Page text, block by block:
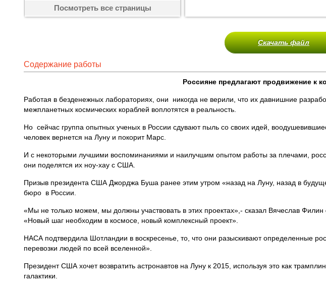
Посмотреть все страницы
Скачать файл
Содержание работы
Россияне предлагают продвижение к
Работая в безденежных лабораториях, они никогда не верили, что их давнишние
межпланетных космических кораблей воплотятся в реальность.
Но сейчас группа опытных ученых в России сдувают пыль со своих идей,
человек вернется на Луну и покорит Марс.
И с некоторыми лучшими воспоминаниями и наилучшим опытом работы за плечами,
они поделятся их ноу-хау с США.
Призыв президента США Джорджа Буша ранее этим утром «назад на Луну, назад в
бюро в России.
«Мы не только можем, мы должны участвовать в этих проектах»,- сказал Вячеслав Филин
«Новый шаг необходим в космосе, новый комплексный проект».
НАСА подтвердила Шотландии в воскресенье, то, что они разыскивают определенные
перевозки людей по всей вселенной».
Президент США хочет возвратить астронавтов на Луну к 2015, используя это как
галактики.